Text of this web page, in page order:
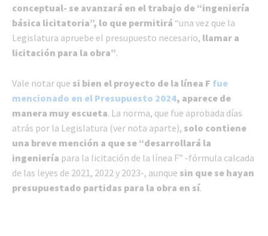
conceptual- se avanzará en el trabajo de “ingeniería
básica licitatoria”, lo que permitirá “una vez que la
Legislatura apruebe el presupuesto necesario, llamar a
licitación para la obra”.
Vale notar que si bien el proyecto de la línea F fue
mencionado en el Presupuesto 2024, aparece de
manera muy escueta. La norma, que fue aprobada días
atrás por la Legislatura (ver nota aparte), solo contiene
una breve mención a que se “desarrollará la
ingeniería para la licitación de la línea F” -fórmula calcada
de las leyes de 2021, 2022 y 2023-, aunque sin que se hayan
presupuestado partidas para la obra en sí.